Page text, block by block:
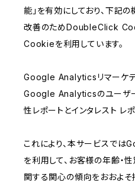
能」を有効にしており、下記
改善のためDoubleClick
Cookieを利用しています。
Google Analyticsリマーケ
Google Analyticsのユーザ
性レポートとインタレスト レ
これにより、本サービスで
を利用して、お客様の年齢・
関する関心の傾向をおおよ